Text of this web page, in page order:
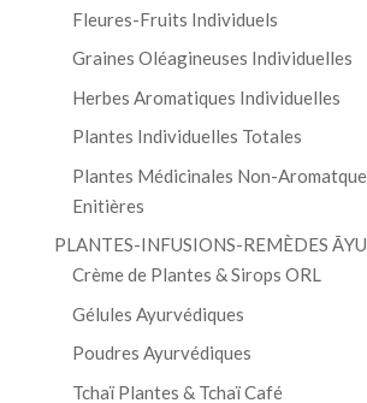
Fleures-Fruits Individuels
Graines Oléagineuses Individuelles
Herbes Aromatiques Individuelles
Plantes Individuelles Totales
Plantes Médicinales Non-
Enitières
PLANTES-INFUSIONS-REMÈDES
Crème de Plantes & Sirops ORL
Gélules Ayurvédiques
Poudres Ayurvédiques
Tchaï Plantes & Tchaï Café